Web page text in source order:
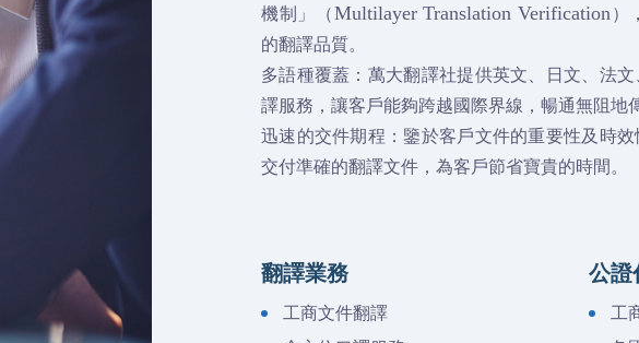
機制」（Multilayer Translation Verification）
的翻譯品質。
多語種覆蓋：萬大翻譯社提供英文、日文、法
譯服務，讓客戶能夠跨越國際界線，暢通無阻地
迅速的交件期程：鑒於客戶文件的重要性及時
交付準確的翻譯文件，為客戶節省寶貴的時間。
翻譯業務
工商文件翻譯
公證
工